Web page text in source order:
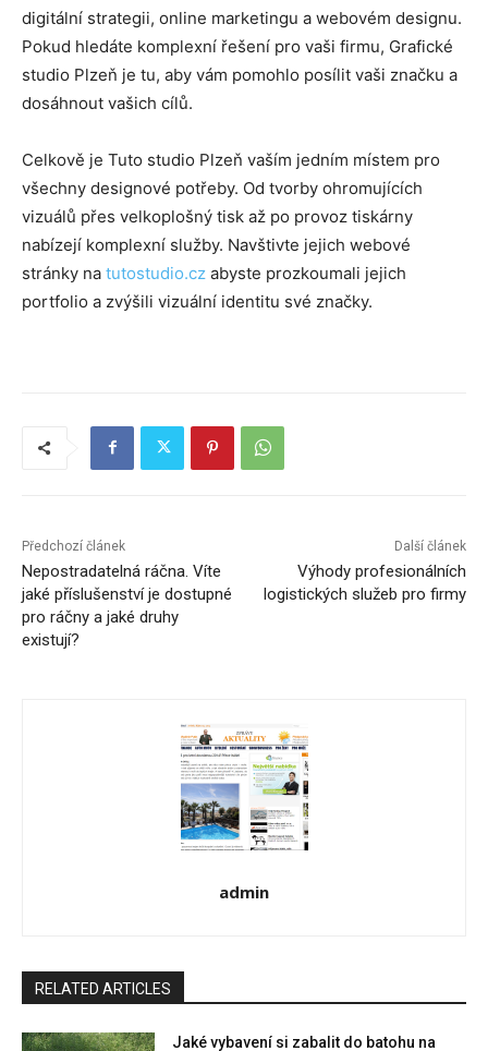
digitální strategii, online marketingu a webovém designu.
Pokud hledáte komplexní řešení pro vaši firmu, Grafické
studio Plzeň je tu, aby vám pomohlo posílit vaši značku a
dosáhnout vašich cílů.
Celkově je Tuto studio Plzeň vaším jedním místem pro
všechny designové potřeby. Od tvorby ohromujících
vizuálů přes velkoplošný tisk až po provoz tiskárny
nabízejí komplexní služby. Navštivte jejich webové
stránky na tutostudio.cz abyste prozkoumali jejich
portfolio a zvýšili vizuální identitu své značky.
Předchozí článek
Nepostradatelná ráčna. Víte
jaké příslušenství je dostupné
pro ráčny a jaké druhy
existují?
Další článek
Výhody profesionálních
logistických služeb pro firmy
admin
RELATED ARTICLES
Jaké vybavení si zabalit do batohu na